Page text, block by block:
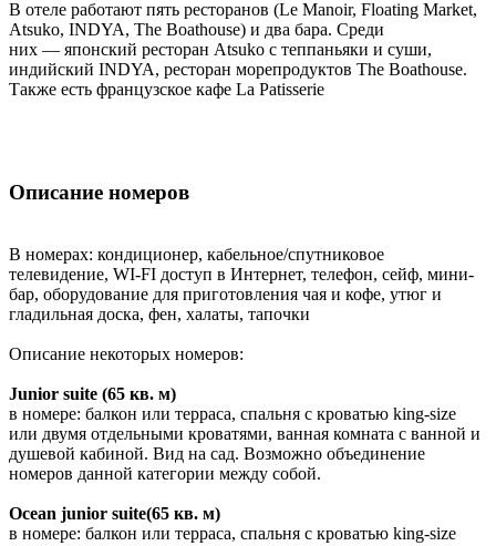
В отеле работают пять ресторанов (Le Manoir, Floating Market,
Atsuko, INDYA, The Boathouse) и два бара. Среди
них — японский ресторан Atsuko с теппаньяки и суши,
индийский INDYA, ресторан морепродуктов The Boathouse.
Также есть французское кафе La Patisserie
Описание номеров
В номерах: кондиционер, кабельное/спутниковое
телевидение, WI-FI доступ в Интернет, телефон, сейф, мини-
бар, оборудование для приготовления чая и кофе, утюг и
гладильная доска, фен, халаты, тапочки
Описание некоторых номеров:
Junior suite (65 кв. м)
в номере: балкон или терраса, спальня с кроватью king-size
или двумя отдельными кроватями, ванная комната с ванной и
душевой кабиной. Вид на сад. Возможно объединение
номеров данной категории между собой.
Ocean junior suite(65 кв. м)
в номере: балкон или терраса, спальня с кроватью king-size